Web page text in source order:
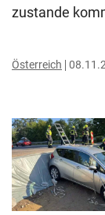
zustande
Österreich